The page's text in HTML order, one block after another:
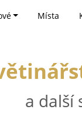
Místa
a další